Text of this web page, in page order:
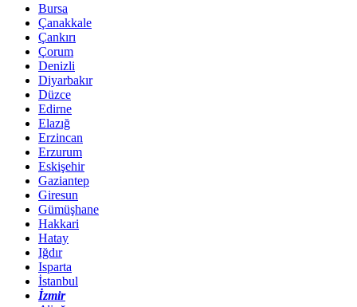
Bursa
Çanakkale
Çankırı
Çorum
Denizli
Diyarbakır
Düzce
Edirne
Elazığ
Erzincan
Erzurum
Eskişehir
Gaziantep
Giresun
Gümüşhane
Hakkari
Hatay
Iğdır
Isparta
İstanbul
İzmir